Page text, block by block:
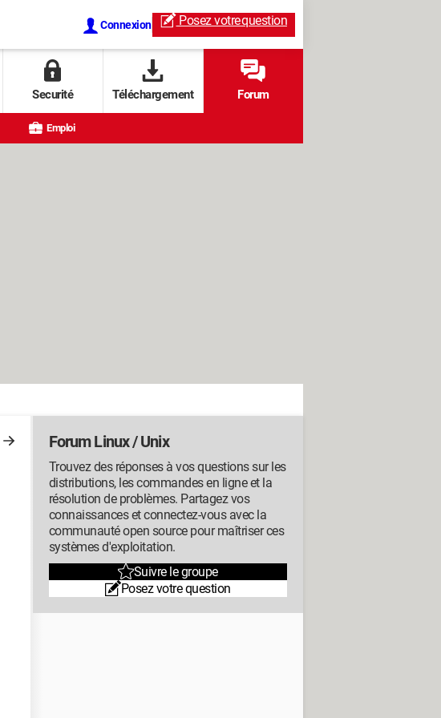
Connexion Posez votrequestion
Securité Téléchargement Forum
Emploi
Forum Linux / Unix
Trouvez des réponses à vos questions sur les
distributions, les commandes en ligne et la
résolution de problèmes. Partagez vos
connaissances et connectez-vous avec la
communauté open source pour maîtriser ces
systèmes d'exploitation.
Suivre le groupe
Posez votre question